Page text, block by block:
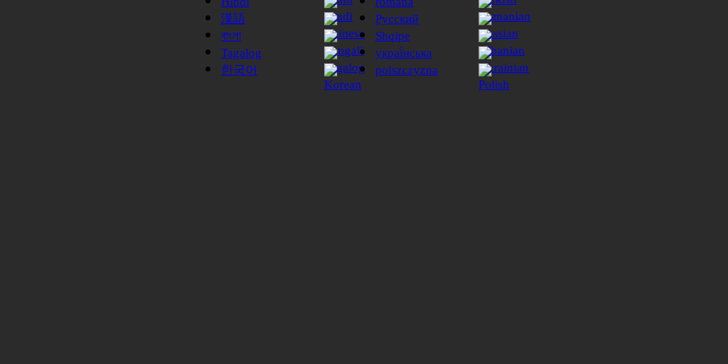
漢語
বাংলা
Tagalog
한국어
Русский
Shqipe
украї́нська
polszczyzna